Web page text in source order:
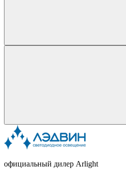
официальный дилер Arlight